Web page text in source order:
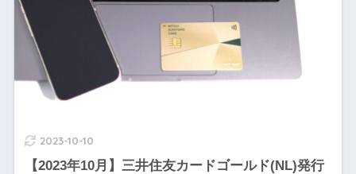
2023-10-10
【2023年10月】三井住友カードゴールド(NL)発行